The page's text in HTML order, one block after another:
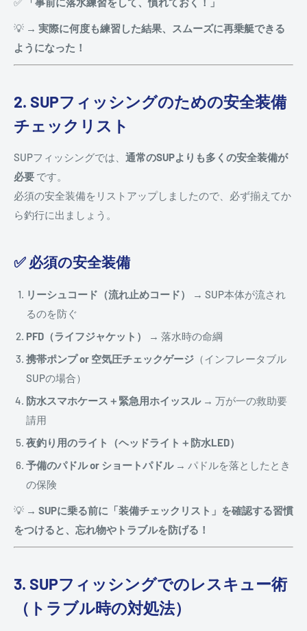
💡 → 実際に何度も練習した結果、スムーズに再乗艇できる
ようになった！
2. SUPフィッシングのための安全装備
チェックリスト
SUPフィッシングでは、 通常のSUPよりも多くの安全装備が
必要 です。
必須の安全装備をリストアップしましたので、必ず揃えてか
ら釣行に出ましょう。
✅ 必須の安全装備
リーシュコード（流れ止めコード）
→ SUP本体が流され
るのを防ぐ
PFD（ライフジャケット）
→ 落水時の命綱
携帯ポンプ or 空気圧チェックゲージ （インフレータブル
SUPの場合）
防水スマホケース＋緊急用ホイッスル→ 万が一の救助要
請用
夜釣り用のライト（ヘッドライト＋防水LED）
予備のパドル or ショートパドル→ パドルを落としたとき
の保険
💡 → SUPに乗る前に「装備チェックリスト」を確認する習慣
をつけると、忘れ物やトラブルを防げる！
3. SUPフィッシングでのレスキュー術
（トラブル時の対処法）